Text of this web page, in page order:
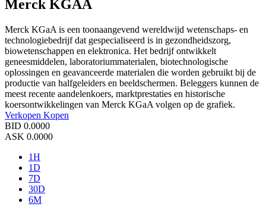
Merck KGAA
Merck KGaA is een toonaangevend wereldwijd wetenschaps- en
technologiebedrijf dat gespecialiseerd is in gezondheidszorg,
biowetenschappen en elektronica. Het bedrijf ontwikkelt
geneesmiddelen, laboratoriummaterialen, biotechnologische
oplossingen en geavanceerde materialen die worden gebruikt bij de
productie van halfgeleiders en beeldschermen. Beleggers kunnen de
meest recente aandelenkoers, marktprestaties en historische
koersontwikkelingen van Merck KGaA volgen op de grafiek.
Verkopen Kopen
BID 0.0000
ASK 0.0000
1H
1D
7D
30D
6M